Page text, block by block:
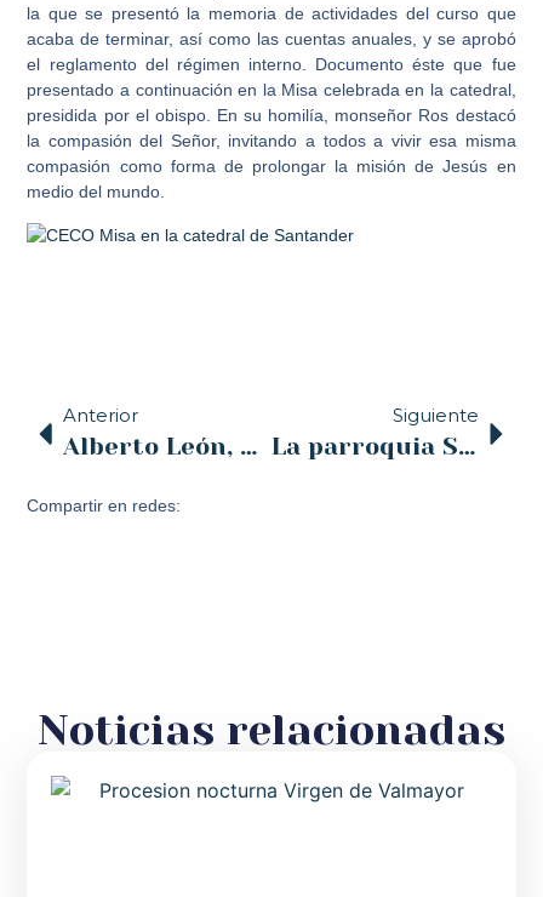
la que se presentó la memoria de actividades del curso que
acaba de terminar, así como las cuentas anuales, y se aprobó
el reglamento del régimen interno. Documento éste que fue
presentado a continuación en la Misa celebrada en la catedral,
presidida por el obispo. En su homilía, monseñor Ros destacó
la compasión del Señor, invitando a todos a vivir esa misma
compasión como forma de prolongar la misión de Jesús en
medio del mundo.
Anterior
Alberto León, de Pastoral con Jóvenes: «Nuestro objetivo es la evangelización, llegando a todo el territorio de la diócesis»
Siguiente
La parroquia Santa Juliana de Santillana del Mar prepara con una novena su fiesta patronal
Compartir en redes:
Noticias relacionadas